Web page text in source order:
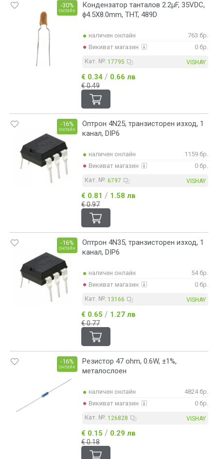
Кондензатор танталов 2.2µF, 35VDC,
ϕ4.5X8.0mm, THT, 489D
-30%
онлайн
наличен онлайн
763 бр.
Викиват магазин
0 бр.
Кат. №: 17795 VISHAY
€ 0.34 / 0.66 лв
€ 0.49
Оптрон 4N25, транзисторен изход, 1
канал, DIP6
-16%
онлайн
наличен онлайн
1159 бр.
Викиват магазин
0 бр.
Кат. №: 6797 VISHAY
€ 0.81 / 1.58 лв
€ 0.97
Оптрон 4N35, транзисторен изход, 1
канал, DIP6
-16%
онлайн
наличен онлайн
54 бр.
Викиват магазин
0 бр.
Кат. №: 13166 VISHAY
€ 0.65 / 1.27 лв
€ 0.77
Резистор 47 ohm, 0.6W, ±1%,
металослоен
-16%
онлайн
наличен онлайн
4824 бр.
Викиват магазин
0 бр.
Кат. №: 126828 VISHAY
€ 0.15 / 0.29 лв
€ 0.18